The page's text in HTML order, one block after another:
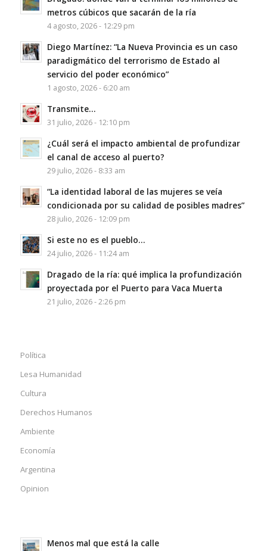
metros cúbicos que sacarán de la ría
4 agosto, 2026 - 12:29 pm
Diego Martínez: “La Nueva Provincia es un caso
paradigmático del terrorismo de Estado al
servicio del poder económico”
1 agosto, 2026 - 6:20 am
Transmite…
31 julio, 2026 - 12:10 pm
¿Cuál será el impacto ambiental de profundizar
el canal de acceso al puerto?
29 julio, 2026 - 8:33 am
“La identidad laboral de las mujeres se veía
condicionada por su calidad de posibles madres”
28 julio, 2026 - 12:09 pm
Si este no es el pueblo…
24 julio, 2026 - 11:24 am
Dragado de la ría: qué implica la profundización
proyectada por el Puerto para Vaca Muerta
21 julio, 2026 - 2:26 pm
Política
Lesa Humanidad
Cultura
Derechos Humanos
Ambiente
Economía
Argentina
Opinion
Menos mal que está la calle